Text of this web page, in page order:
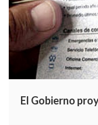
El Gobierno